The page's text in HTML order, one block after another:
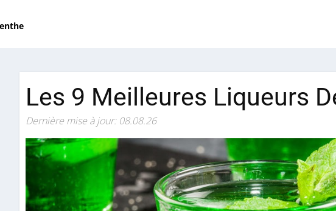
Les 9 Meilleures Liqueurs
Dernière mise à jour: 08.08.26